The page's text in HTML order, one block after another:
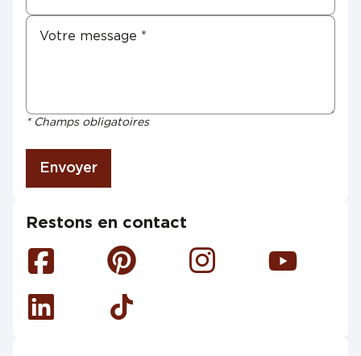
* Champs obligatoires
Envoyer
Restons en contact
Facebook Pinterest Instagram Youtube
Linkedin Tiktok